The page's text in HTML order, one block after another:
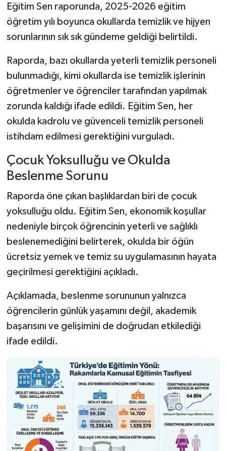
Eğitim Sen raporunda, 2025-2026 eğitim
öğretim yılı boyunca okullarda temizlik ve hijyen
sorunlarının sık sık gündeme geldiği belirtildi.
Raporda, bazı okullarda yeterli temizlik personeli
bulunmadığı, kimi okullarda ise temizlik işlerinin
öğretmenler ve öğrenciler tarafından yapılmak
zorunda kaldığı ifade edildi. Eğitim Sen, her
okulda kadrolu ve güvenceli temizlik personeli
istihdam edilmesi gerektiğini vurguladı.
Çocuk Yoksulluğu ve Okulda
Beslenme Sorunu
Raporda öne çıkan başlıklardan biri de çocuk
yoksulluğu oldu. Eğitim Sen, ekonomik koşullar
nedeniyle birçok öğrencinin yeterli ve sağlıklı
beslenemediğini belirterek, okulda bir öğün
ücretsiz yemek ve temiz su uygulamasının hayata
geçirilmesi gerektiğini açıkladı.
Açıklamada, beslenme sorununun yalnızca
öğrencilerin günlük yaşamını değil, akademik
başarısını ve gelişimini de doğrudan etkilediği
ifade edildi.